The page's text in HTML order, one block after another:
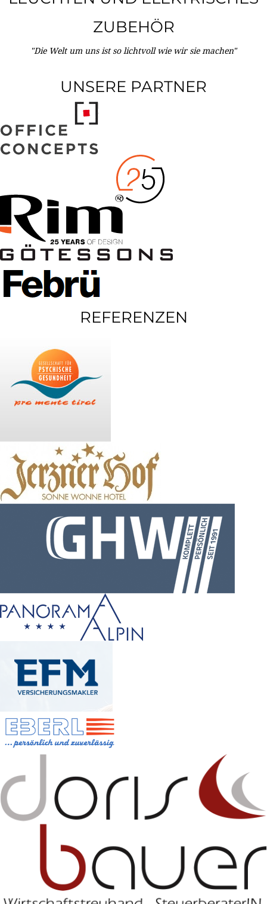
ZUBEHÖR
"Die Welt um uns ist so lichtvoll wie wir sie machen"
UNSERE PARTNER
REFERENZEN